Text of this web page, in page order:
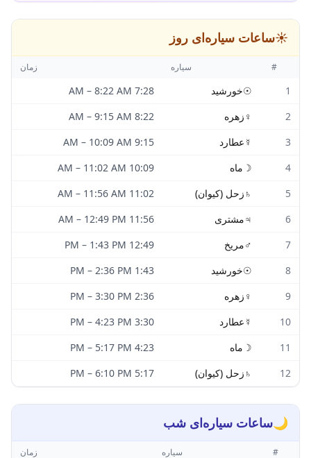
☀️ساعات سیاره‌ای روز
# سیاره زمان
1
☉خورشید 7:28 AM
– 8:22 AM
2
♀ زهره 8:22 AM
– 9:15 AM
3
☿ عطارد 9:15 AM
– 10:09 AM
4
☽ ماه 10:09 AM
– 11:02 AM
5
♄ زحل (کیوان) 11:02 AM
– 11:56 AM
6
♃مشتری 11:56 AM
– 12:49 PM
7
♂مریخ 12:49 PM
– 1:43 PM
8
☉خورشید 1:43 PM
– 2:36 PM
9
♀ زهره 2:36 PM
– 3:30 PM
10
☿ عطارد 3:30 PM
– 4:23 PM
11
☽ ماه 4:23 PM
– 5:17 PM
12
♄ زحل (کیوان) 5:17 PM
– 6:10 PM
🌙ساعات سیاره‌ای شب
# سیاره زمان